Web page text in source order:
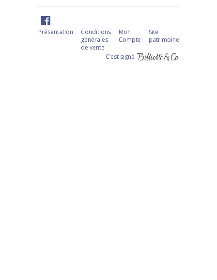
Présentation
Conditions
générales
de vente
Mon
Compte
Site
patrimoine
C‘est signé